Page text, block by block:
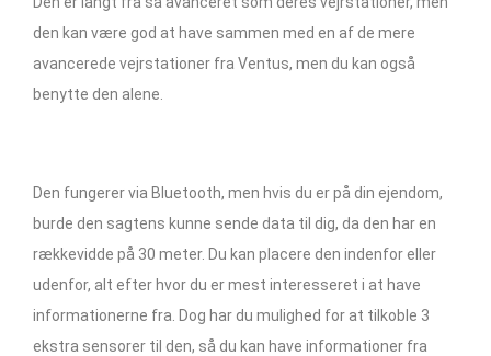
den kan være god at have sammen med en af de mere
avancerede vejrstationer fra Ventus, men du kan også
benytte den alene.
Den fungerer via Bluetooth, men hvis du er på din ejendom,
burde den sagtens kunne sende data til dig, da den har en
rækkevidde på 30 meter. Du kan placere den indenfor eller
udenfor, alt efter hvor du er mest interesseret i at have
informationerne fra. Dog har du mulighed for at tilkoble 3
ekstra sensorer til den, så du kan have informationer fra